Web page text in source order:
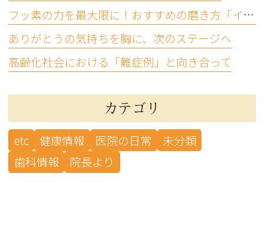
フッ素の力を最大限に！おすすめの磨き方「イエテボリ法」
ありがとうの気持ちを胸に、次のステージへ
高齢化社会における「難症例」と向き合って
カテゴリ
etc 健康情報 医院の日常
未分類
歯科情報
院長より